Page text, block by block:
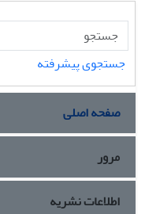
جستجوی پیشرفته
صفحه اصلی
مرور
اطلاعات نشریه